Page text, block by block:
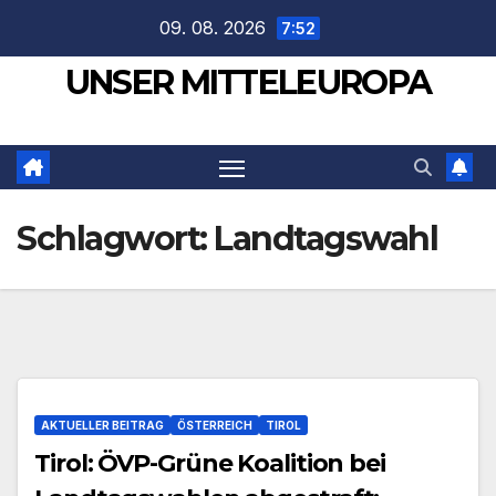
springen
09. 08. 2026 7:52
UNSER MITTELEUROPA
Schlagwort: Landtagswahl
AKTUELLER BEITRAG ÖSTERREICH TIROL
Tirol: ÖVP-Grüne Koalition bei